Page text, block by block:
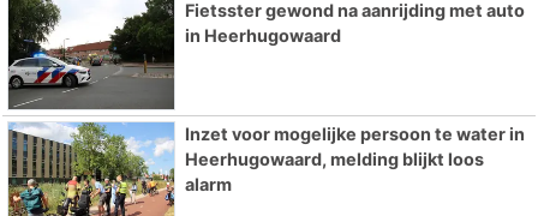
Fietsster gewond na aanrijding met auto
in Heerhugowaard
Inzet voor mogelijke persoon te water in
Heerhugowaard, melding blijkt loos
alarm